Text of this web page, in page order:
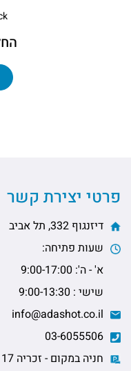
החל
פרטי יצירת קשר
דיזנגוף 332, תל אביב
שעות פתיחה:
א' - ה': 9:00-17:00
שישי : 9:00-13:30
חניה במקום - זכריה 17